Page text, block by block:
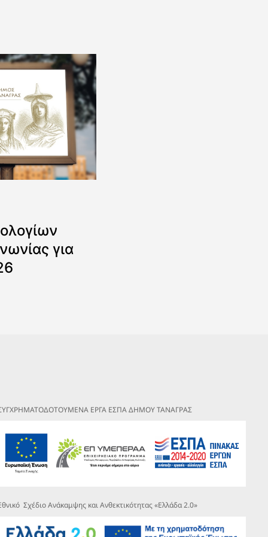
για
ΕΡΓΑ ΕΣΠΑ ΔΗΜΟΥ ΤΑΝΑΓΡΑΣ
Σχέδιο Ανάκαμψης και Ανθεκτικότητας «Ελλάδα 2.0»